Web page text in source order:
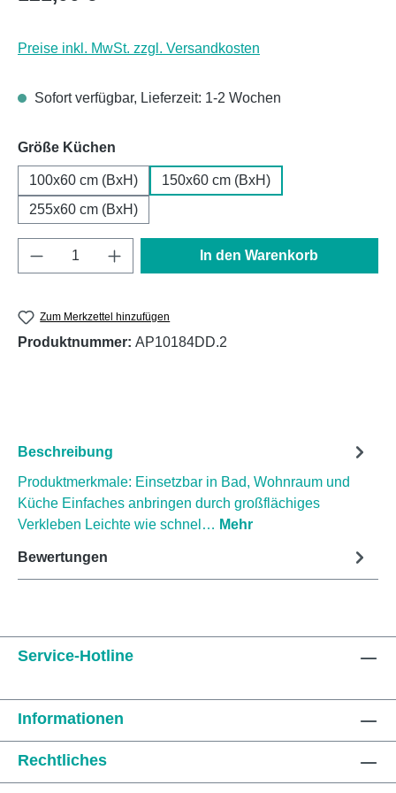
Preise inkl. MwSt. zzgl. Versandkosten
Sofort verfügbar, Lieferzeit: 1-2 Wochen
Größe Küchen
100x60 cm (BxH)
150x60 cm (BxH)
255x60 cm (BxH)
Produkt Anzahl: Gib den gewünschten
In den Warenkorb
Zum Merkzettel hinzufügen
Produktnummer: AP10184DD.2
Beschreibung
Produktmerkmale: Einsetzbar in Bad, Wohnraum und
Küche Einfaches anbringen durch großflächiges
Verkleben Leichte wie schnel… Mehr
Bewertungen
Service-Hotline
Informationen
Rechtliches